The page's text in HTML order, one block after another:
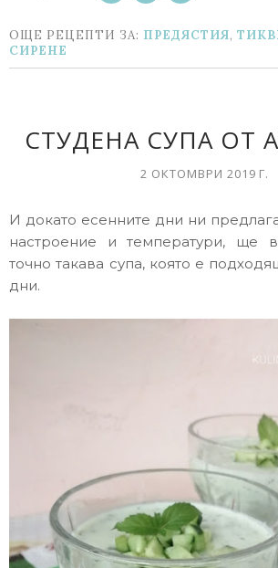
ОЩЕ РЕЦЕПТИ ЗА: ПРЕДЯСТИЯ,
СИРЕНЕ
СТУДЕНА СУПА ОТ
2 ОКТОМВРИ 2019 Г.
И докато есенните дни ни
настроение и температури, ще
точно такава супа, която е
дни.